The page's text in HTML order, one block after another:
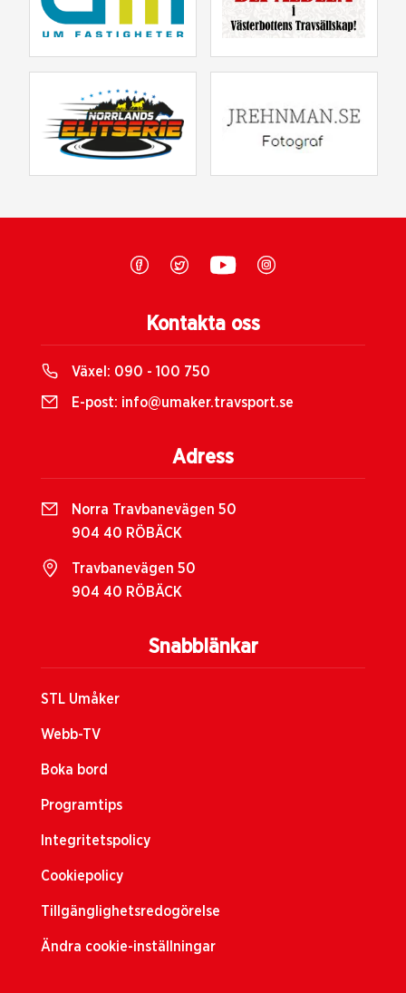
Snabblänkar
STL Umåker
Webb-TV
Boka bord
Programtips
Integritetspolicy
Cookiepolicy
Tillgänglighetsredogörelse
Ändra cookie-inställningar
Kontakta oss
Växel: 090 - 100 750
E-post: info@umaker.travsport.se
Adress
Norra Travbanevägen 50
904 40 RÖBÄCK
Travbanevägen 50
904 40 RÖBÄCK